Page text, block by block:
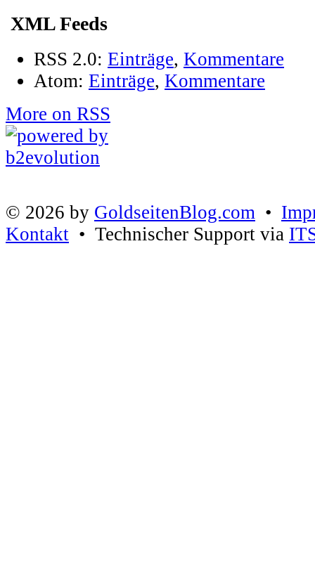
XML Feeds
RSS 2.0: Einträge, Kommentare
Atom: Einträge, Kommentare
More on RSS
© 2026 by GoldseitenBlog.com •
Kontakt • Technischer Support via